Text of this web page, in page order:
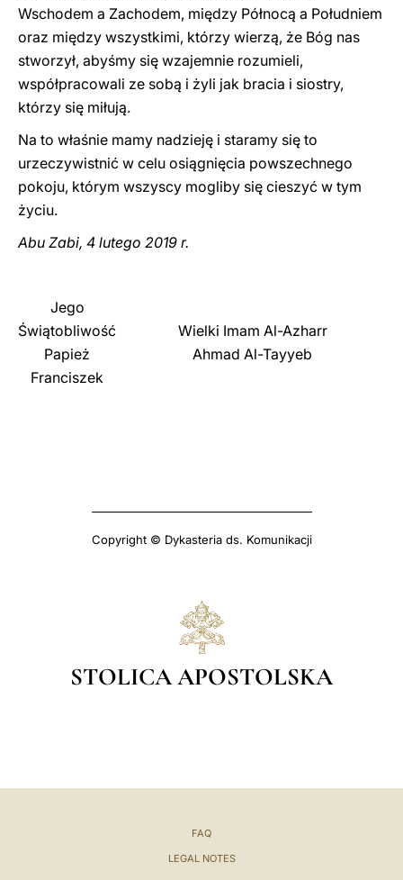
Wschodem a Zachodem, między Północą a Południem
oraz między wszystkimi, którzy wierzą, że Bóg nas
stworzył, abyśmy się wzajemnie rozumieli,
współpracowali ze sobą i żyli jak bracia i siostry,
którzy się miłują.
Na to właśnie mamy nadzieję i staramy się to
urzeczywistnić w celu osiągnięcia powszechnego
pokoju, którym wszyscy mogliby się cieszyć w tym
życiu.
Abu Zabi, 4 lutego 2019 r.
Jego
Świątobliwość
Papież
Franciszek
Wielki Imam Al-Azharr
Ahmad Al-Tayyeb
Copyright © Dykasteria ds. Komunikacji
STOLICA APOSTOLSKA
FAQ
LEGAL NOTES